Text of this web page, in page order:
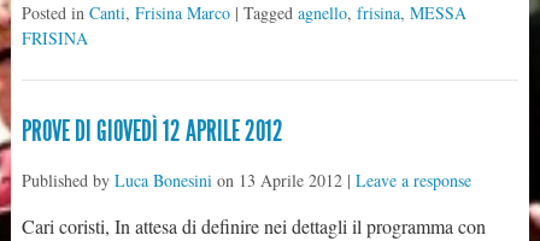
Posted in Canti, Frisina Marco | Tagged agnello, frisina, MESSA
FRISINA
PROVE DI GIOVEDÌ 12 APRILE 2012
Published by Luca Bonesinion 13 Aprile 2012| Leave a response
Cari coristi, In attesa di definire nei dettagli il programma con